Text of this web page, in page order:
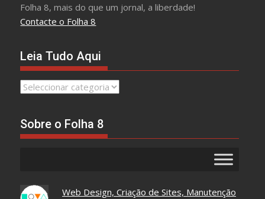
Folha 8, mais do que um jornal, a liberdade!
Contacte o Folha 8
Leia Tudo Aqui
Leia
Sobre o Folha 8
Web Design, Criação de Sites, Manutenção